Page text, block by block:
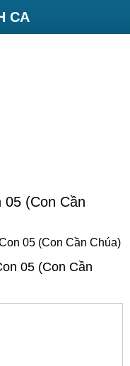
CA
05 (Con Cần
05 (Con Cần Chúa)
05 (Con Cần